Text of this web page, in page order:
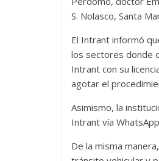
S. Nolasco, Santa
El Intrant informó
los sectores donde
Intrant con su
agotar el
Asimismo, la
Intrant vía
De la misma